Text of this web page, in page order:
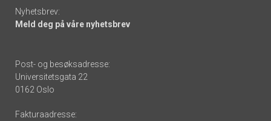
Nyhetsbrev:
Meld deg på våre nyhetsbrev
Post- og besøksadresse:
Universitetsgata 22
0162 Oslo
Fakturaadresse: